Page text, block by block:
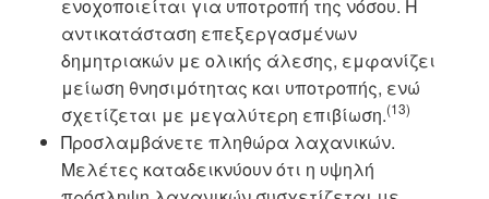
ενοχοποιείται για υποτροπή της νόσου. Η
αντικατάσταση επεξεργασμένων
δημητριακών με ολικής άλεσης, εμφανίζει
μείωση θνησιμότητας και υποτροπής, ενώ
σχετίζεται με μεγαλύτερη επιβίωση.(13)
Προσλαμβάνετε πληθώρα λαχανικών.
Μελέτες καταδεικνύουν ότι η υψηλή